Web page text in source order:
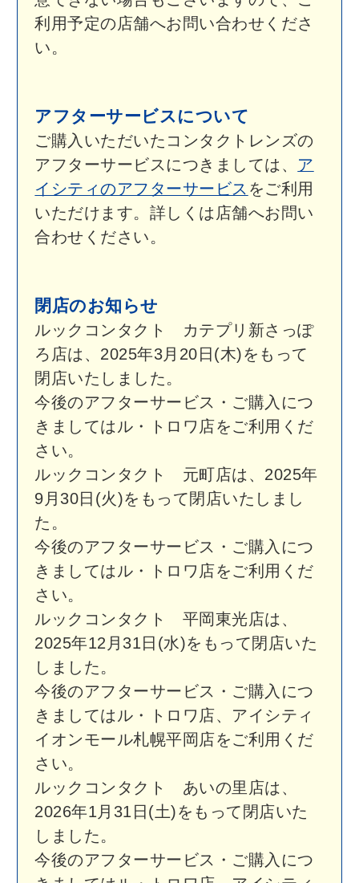
閉店のお知らせ
ルックコンタクト カテプリ新さっぽ
きましてはル・トロワ店をご利用くだ
さい。
ルックコンタクト 元町店は、2025年
9月30日(火)をもって閉店いたしまし
た。
今後のアフターサービス・ご購入につ
きましてはル・トロワ店をご利用くだ
さい。
今後のアフターサービス・ご購入につ
きましてはル・トロワ店、アイシティ
イオンモール札幌平岡店をご利用くだ
さい。
ルックコンタクト あいの里店は、
2026年1月31日(土)をもって閉店いた
しました。
今後のアフターサービス・ご購入につ
きましてはル・トロワ店、アイシティ
札幌ステラプレイス店をご利用くださ
い。
ルックコンタクト 麻生店は、2026年
2月28日(土)をもって閉店いたしまし
た。
今後のアフターサービス・ご購入につ
CiiNA CiiNA琴似店をご利用ください。
ルックコンタクト ル・トロワ店